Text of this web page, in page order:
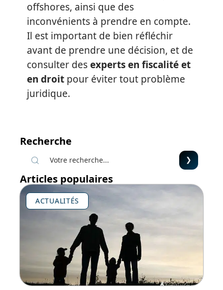
offshores, ainsi que des
inconvénients à prendre en compte.
Il est important de bien réfléchir
avant de prendre une décision, et de
consulter desexperts en fiscalité et
en droit pour éviter tout problème
juridique.
Recherche
Articles populaires
ACTUALITÉS